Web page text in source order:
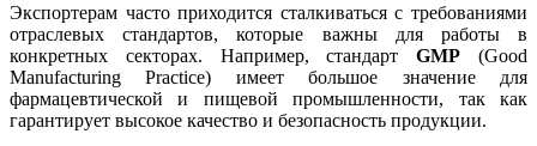
Экспортерам часто приходится сталкиваться с требованиями
отраслевых стандартов, которые важны для работы в
конкретных секторах. Например, стандартGMP (Good
Manufacturing Practice) имеет большое значение для
фармацевтической и пищевой промышленности, так как
гарантирует высокое качество и безопасность продукции.